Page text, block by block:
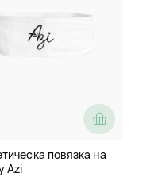
повязка на
Azi